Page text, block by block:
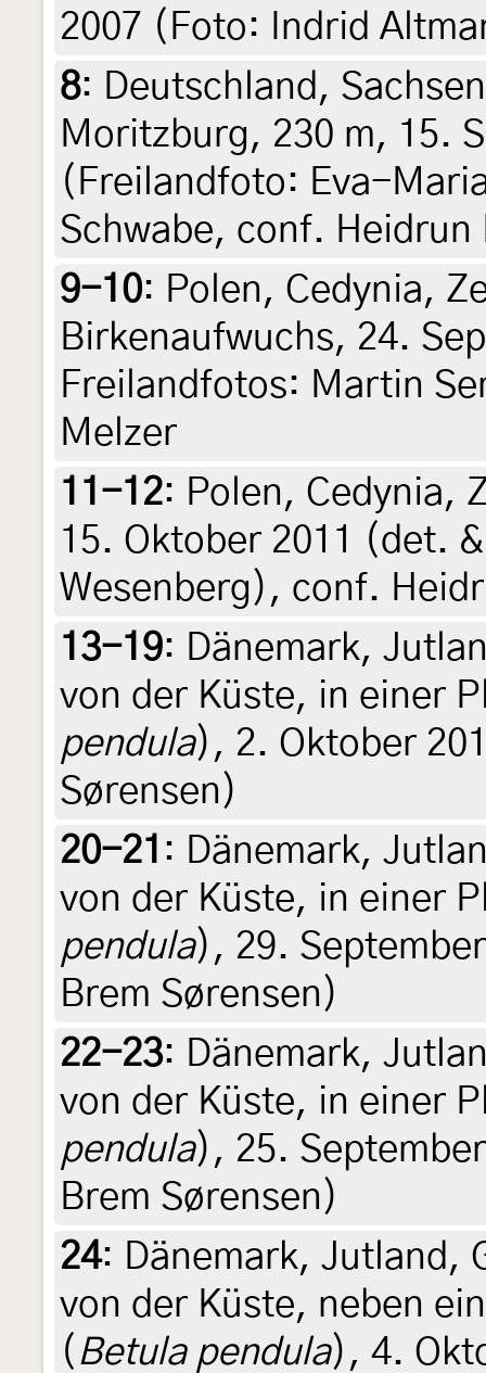
2007 (Foto: Indrid
8: Deutschland,
Moritzburg, 230 m, 15.
(Freilandfoto: Eva-
Schwabe, conf. Heidrun
9-10: Polen, Cedynia,
Birkenaufwuchs, 24.
Freilandfotos: Martin
Melzer
11-12: Polen, Cedynia,
15. Oktober 2011 (det.
Wesenberg), conf.
13-19: Dänemark,
von der Küste, in einer
pendula), 2. Oktober
Sørensen)
20-21 : Dänemark,
von der Küste, in einer
pendula), 29.
Brem Sørensen)
22-23: Dänemark,
von der Küste, in einer
pendula), 25.
Brem Sørensen)
24: Dänemark, Jutland,
von der Küste, neben
( Betula pendula), 4.